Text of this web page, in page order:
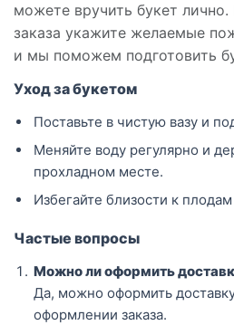
можете вручить букет
заказа укажите желаемые
и мы поможем подготовить
Уход за букетом
Поставьте в чистую вазу и
Меняйте воду регулярно и
прохладном месте.
Избегайте близости к
Частые вопросы
Можно ли оформить
Да, можно оформить
оформлении заказа.